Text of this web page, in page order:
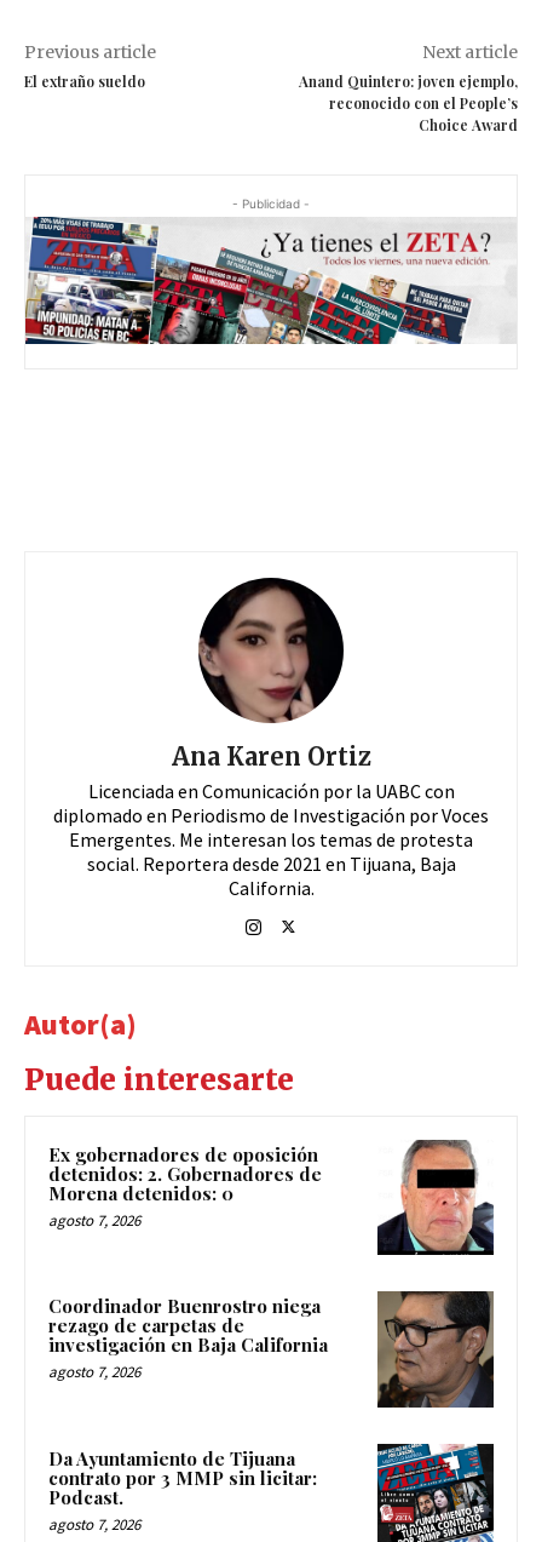
Previous article
El extraño sueldo
Next article
Anand Quintero: joven ejemplo,
reconocido con el People’s
Choice Award
- Publicidad -
Ana Karen Ortiz
Licenciada en Comunicación por la UABC con
diplomado en Periodismo de Investigación por Voces
Emergentes. Me interesan los temas de protesta
social. Reportera desde 2021 en Tijuana, Baja
California.
Autor(a)
Puede interesarte
Ex gobernadores de oposición
detenidos: 2. Gobernadores de
Morena detenidos: 0
agosto 7, 2026
Coordinador Buenrostro niega
rezago de carpetas de
investigación en Baja California
agosto 7, 2026
Da Ayuntamiento de Tijuana
contrato por 3 MMP sin licitar:
Podcast.
agosto 7, 2026